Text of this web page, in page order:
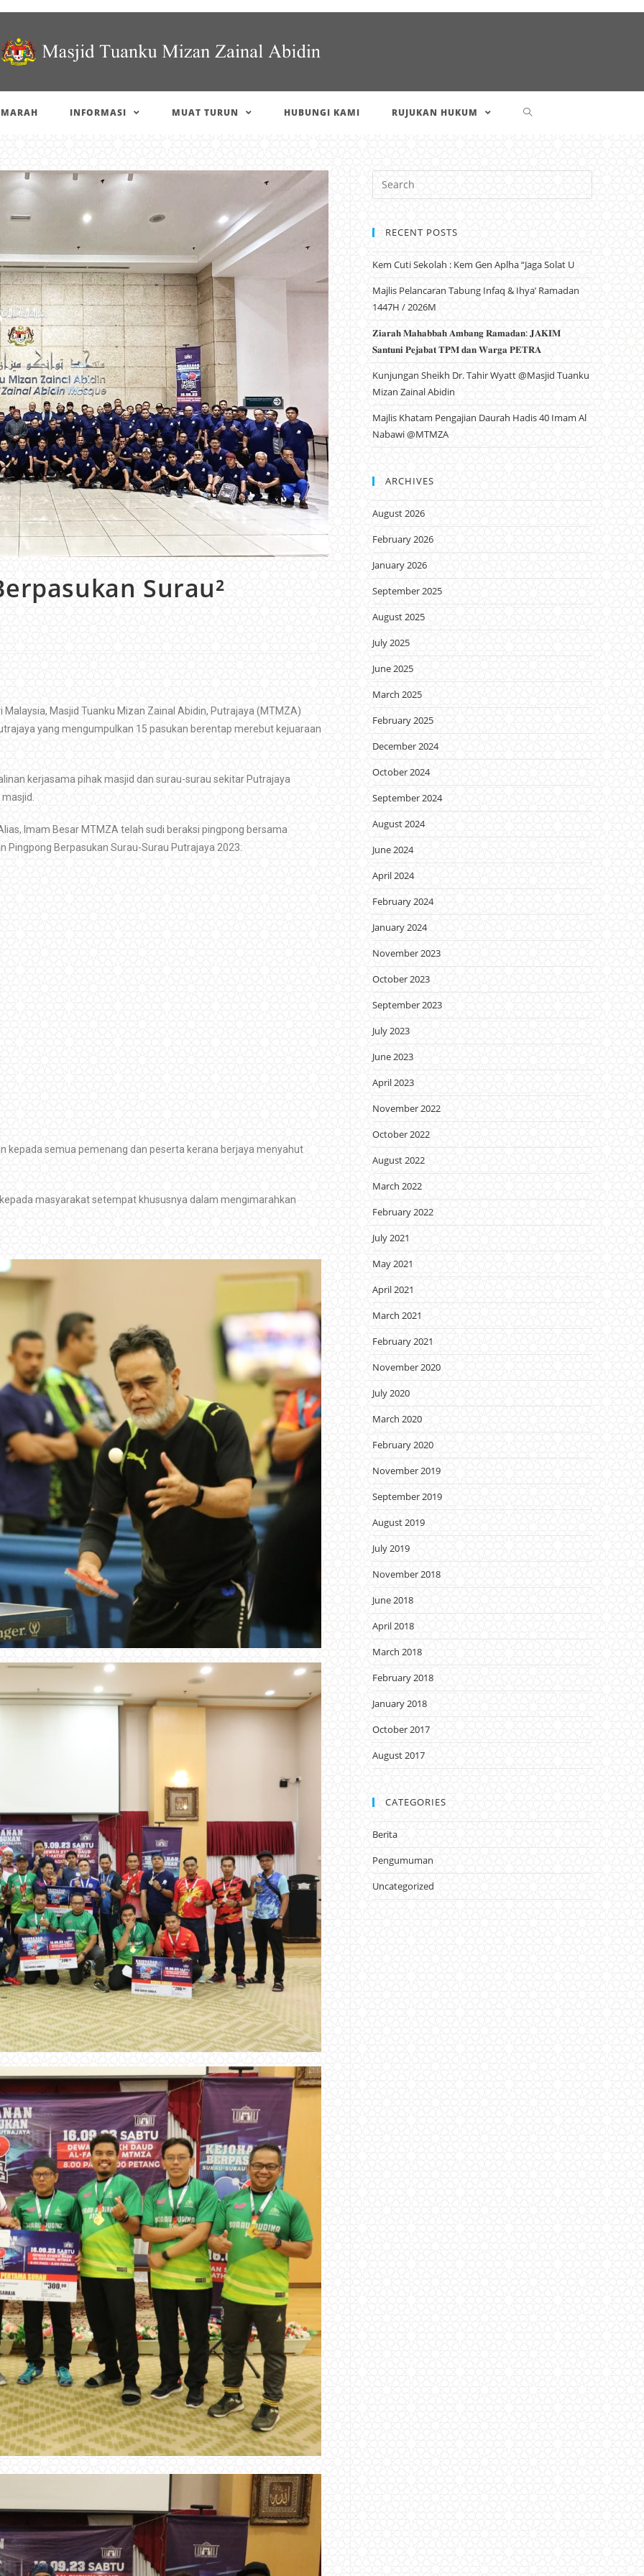
INFORMASI MUAT TURUN HUBUNGI KAMI RUJUKAN HUKUM
Surau²
Masjid Tuanku Mizan Zainal Abidin, Putrajaya (MTMZA)
yang mengumpulkan 15 pasukan berentap merebut kejuaraan
kerjasama pihak masjid dan surau-surau sekitar Putrajaya
Imam Besar MTMZA telah sudi beraksi pingpong bersama
Pingpong Berpasukan Surau-Surau Putrajaya 2023:
kepada semua pemenang dan peserta kerana berjaya menyahut
masyarakat setempat khususnya dalam mengimarahkan
RECENT POSTS
Kem Cuti Sekolah : Kem Gen Aplha “Jaga Solat U
Majlis Pelancaran Tabung Infaq & Ihya’ Ramadan
1447H / 2026M
𝐙𝐢𝐚𝐫𝐚𝐡 𝐌𝐚𝐡𝐚𝐛𝐛𝐚𝐡 𝐀𝐦𝐛𝐚𝐧𝐠 𝐑𝐚𝐦𝐚𝐝𝐚𝐧: 𝐉𝐀𝐊𝐈𝐌
𝐒𝐚𝐧𝐭𝐮𝐧𝐢 𝐏𝐞𝐣𝐚𝐛𝐚𝐭 𝐓𝐏𝐌 𝐝𝐚𝐧 𝐖𝐚𝐫𝐠𝐚 𝐏𝐄𝐓𝐑𝐀
Kunjungan Sheikh Dr. Tahir Wyatt @Masjid Tuanku
Mizan Zainal Abidin
Majlis Khatam Pengajian Daurah Hadis 40 Imam Al
Nabawi @MTMZA
ARCHIVES
August 2026
February 2026
January 2026
September 2025
August 2025
July 2025
June 2025
March 2025
February 2025
December 2024
October 2024
September 2024
August 2024
June 2024
April 2024
February 2024
January 2024
November 2023
October 2023
September 2023
July 2023
June 2023
April 2023
November 2022
October 2022
August 2022
March 2022
February 2022
July 2021
May 2021
April 2021
March 2021
February 2021
November 2020
July 2020
March 2020
February 2020
November 2019
September 2019
August 2019
July 2019
November 2018
June 2018
April 2018
March 2018
February 2018
January 2018
October 2017
August 2017
CATEGORIES
Berita
Pengumuman
Uncategorized